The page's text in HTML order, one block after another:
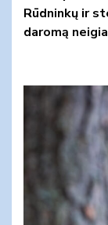
Rūdninkų ir
daromą